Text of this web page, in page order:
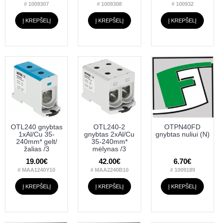
# 1009307
Į KREPŠELĮ
# 1009308
Į KREPŠELĮ
# 100932
Į KREPŠELĮ
OTL240 gnybtas
1xAl/Cu 35-
240mm* gelt/
žalias /3
19.00€
# MAA1240Y10
Į KREPŠELĮ
OTL240-2
gnybtas 2xAl/Cu
35-240mm*
mėlynas /3
42.00€
# MAA2240B10
Į KREPŠELĮ
OTPN40FD
gnybtas nuliui (N)
6.70€
# 1009189
Į KREPŠELĮ